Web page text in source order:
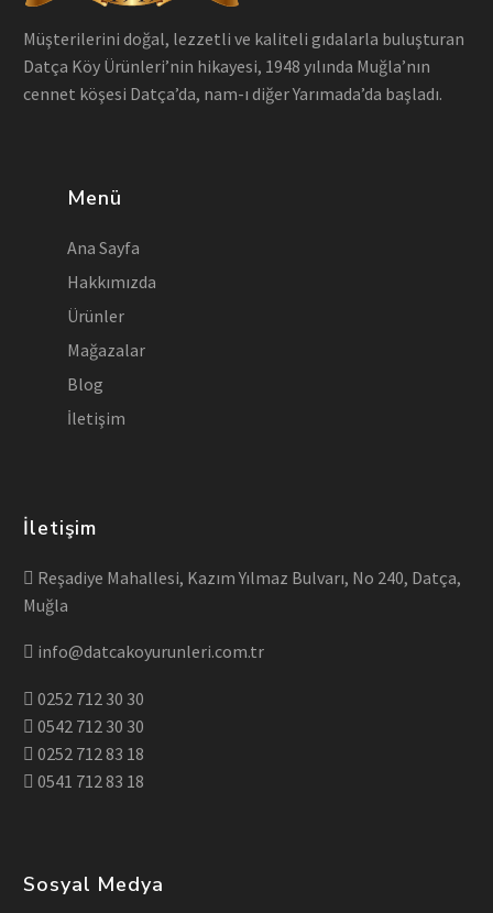
Müşterilerini doğal, lezzetli ve kaliteli gıdalarla buluşturan
Datça Köy Ürünleri’nin hikayesi, 1948 yılında Muğla’nın
cennet köşesi Datça’da, nam-ı diğer Yarımada’da başladı.
Menü
Ana Sayfa
Hakkımızda
Ürünler
Mağazalar
Blog
İletişim
İletişim
Reşadiye Mahallesi, Kazım Yılmaz Bulvarı, No 240, Datça,
Muğla
info@datcakoyurunleri.com.tr
0252 712 30 30
0542 712 30 30
0252 712 83 18
0541 712 83 18
Sosyal Medya